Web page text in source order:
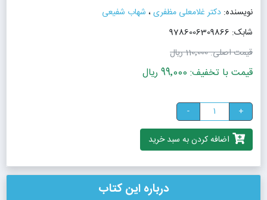
نویسنده: دکتر غلامعلی مظفری، شهاب شفیعی
شابک: 9786006309866
قیمت اصلی:110٬000 ریال
قیمت با تخفیف: 99٬000 ریال
+
-
اضافه کردن به سبد خرید
درباره این کتاب